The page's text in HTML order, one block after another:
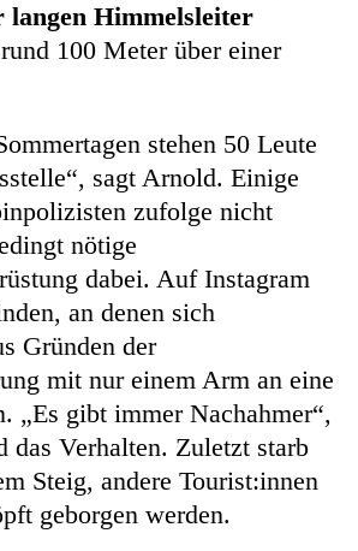
langen Himmelsleiter
100 Meter über einer
stehen 50 Leute
sagt Arnold. Einige
zufolge nicht
nötige
dabei. Auf Instagram
an denen sich
Gründen der
mit nur einem Arm an eine
„Es gibt immer Nachahmer“,
Verhalten. Zuletzt starb
Steig, andere Tourist:innen
geborgen werden.